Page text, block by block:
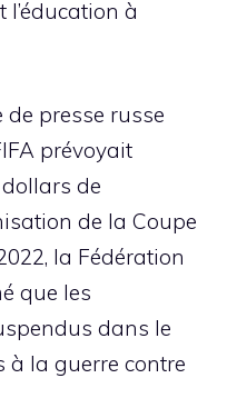
l’éducation à
de presse russe
prévoyait
de
de la Coupe
la Fédération
que les
dans le
à la guerre contre